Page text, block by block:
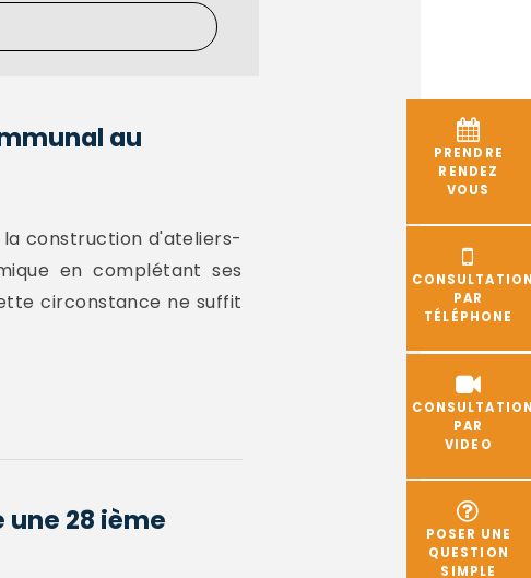
PRENDRE
RENDEZ
VOUS
PAR
TÉLÉPHONE
PAR
VIDEO
POSER UNE
QUESTION
SIMPLE
au
la construction d'ateliers-
en complétant ses
circonstance ne suffit
28 ième